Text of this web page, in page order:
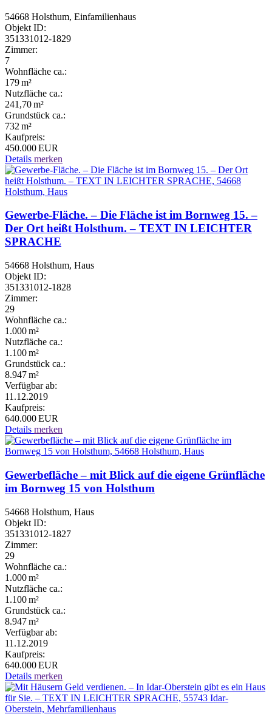
54668 Holsthum, Einfamilienhaus
Objekt ID:
351331012-1829
Zimmer:
7
Wohnfläche ca.:
179 m²
Nutzfläche ca.:
241,70 m²
Grund­stück ca.:
732 m²
Kaufpreis:
450.000 EUR
Details merken
Gewerbe-Fläche. – Die Fläche ist im Bornweg 15. –
Der Ort heißt Holsthum. – TEXT IN LEICHTER
SPRACHE
54668 Holsthum, Haus
Objekt ID:
351331012-1828
Zimmer:
29
Wohnfläche ca.:
1.000 m²
Nutzfläche ca.:
1.100 m²
Grund­stück ca.:
8.947 m²
Verfügbar ab:
11.12.2019
Kaufpreis:
640.000 EUR
Details merken
Gewerbefläche – mit Blick auf die eigene Grünfläche
im Bornweg 15 von Holsthum
54668 Holsthum, Haus
Objekt ID:
351331012-1827
Zimmer:
29
Wohnfläche ca.:
1.000 m²
Nutzfläche ca.:
1.100 m²
Grund­stück ca.:
8.947 m²
Verfügbar ab:
11.12.2019
Kaufpreis:
640.000 EUR
Details merken